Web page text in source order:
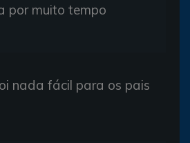
por muito tempo
nada fácil para os pais